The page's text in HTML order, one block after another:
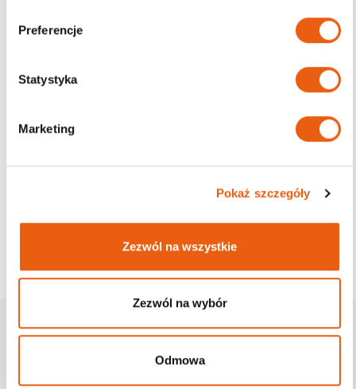
Preferencje
Statystyka
Marketing
Pokaż szczegóły
Zezwól na wszystkie
Zezwól na wybór
Odmowa
Zapisz Się Na Newsletter
Bądź na bieżąco z naszymi wszystkimi nowościami i promocjami.